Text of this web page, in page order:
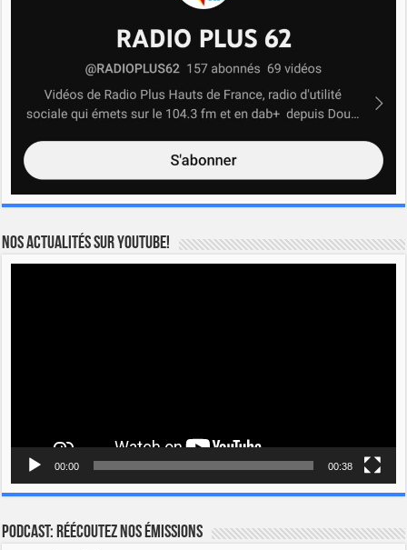
Nos actualités sur YOUTUBE!
00:00 00:38
Podcast: Réécoutez nos émissions